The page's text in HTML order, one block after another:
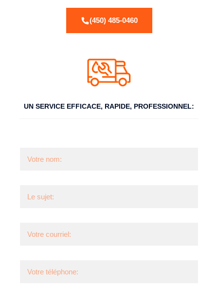
(450) 485-0460
UN SERVICE EFFICACE, RAPIDE, PROFESSIONNEL:​